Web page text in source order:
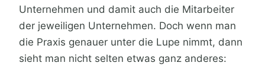
Unternehmen und damit auch die Mitarbeiter
der jeweiligen Unternehmen. Doch wenn man
die Praxis genauer unter die Lupe nimmt, dann
sieht man nicht selten etwas ganz anderes: